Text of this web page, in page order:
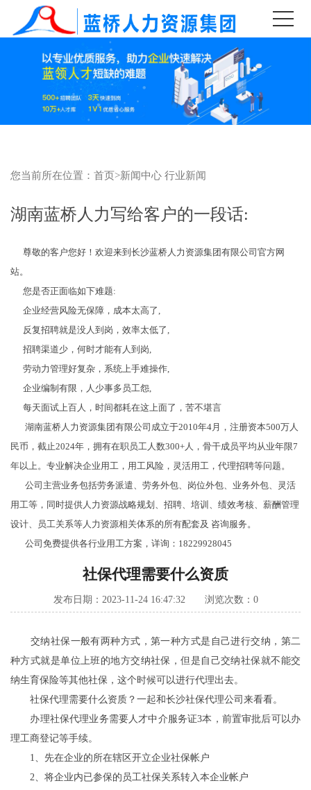
您当前所在位置： 首页>新闻中心 行业新闻
湖南蓝桥人力写给客户的一段话:
尊敬的客户您好！欢迎来到长沙蓝桥人力资源集团有限公司官方网
站。
您是否正面临如下难题:
企业经营风险无保障，成本太高了,
反复招聘就是没人到岗，效率太低了,
招聘渠道少，何时才能有人到岗,
劳动力管理好复杂，系统上手难操作,
企业编制有限，人少事多员工怨,
每天面试上百人，时间都耗在这上面了，苦不堪言
湖南蓝桥人力资源集团有限公司成立于2010年4月，注册资本500万人
民币，截止2024年，拥有在职员工人数300+人，骨干成员平均从业年限7
年以上。专业解决企业用工，用工风险，灵活用工，代理招聘等问题。
公司主营业务包括劳务派遣、劳务外包、岗位外包、业务外包、灵活
用工等，同时提供人力资源战略规划、招聘、培训、绩效考核、薪酬管理
设计、员工关系等人力资源相关体系的所有配套及 咨询服务。
公司免费提供各行业用工方案，详询：18229928045
社保代理需要什么资质
发布日期：2023-11-24 16:47:32 浏览次数： 0
交纳社保一般有两种方式，第一种方式是自己进行交纳，第二
种方式就是单位上班的地方交纳社保，但是自己交纳社保就不能交
纳生育保险等其他社保，这个时候可以进行代理出去。
社保代理需要什么资质？一起和长沙社保代理公司来看看。
办理社保代理业务需要人才中介服务证3本，前置审批后可以办
理工商登记等手续。
1、先在企业的所在辖区开立企业社保帐户
2、将企业内已参保的员工社保关系转入本企业帐户